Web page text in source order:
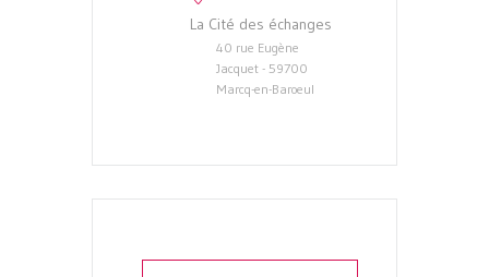
La Cité des échanges
40 rue Eugène
Jacquet - 59700
Marcq-en-Baroeul